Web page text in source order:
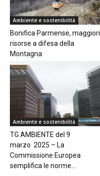
Ambiente e sostenibilità
Bonifica Parmense, maggiori
risorse a difesa della
Montagna
Ambiente e sostenibilità
TG AMBIENTE del 9
marzo 2025 – La
Commissione Europea
semplifica le norme...